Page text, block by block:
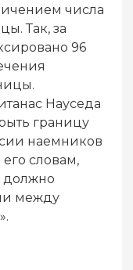
числа
Так, за
96
Науседа
границу
наемников
словам,
должно
между